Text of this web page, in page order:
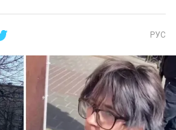
РУС